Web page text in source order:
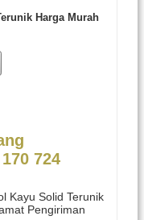
Harga Murah
724
Kayu Solid Terunik
Pengiriman